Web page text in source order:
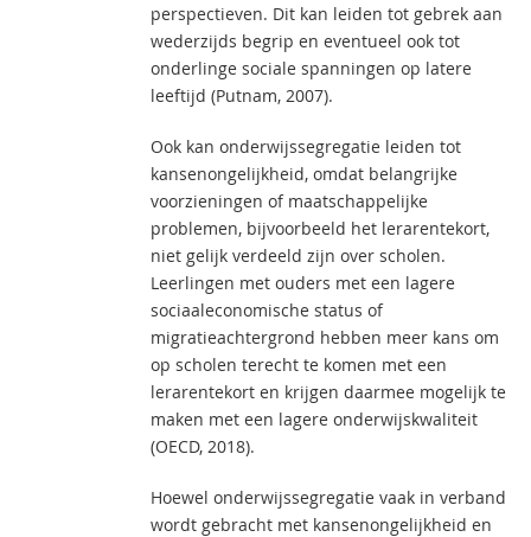
perspectieven. Dit kan leiden tot gebrek aan
wederzijds begrip en eventueel ook tot
onderlinge sociale spanningen op latere
leeftijd (Putnam, 2007).
Ook kan onderwijssegregatie leiden tot
kansenongelijkheid, omdat belangrijke
voorzieningen of maatschappelijke
problemen, bijvoorbeeld het lerarentekort,
niet gelijk verdeeld zijn over scholen.
Leerlingen met ouders met een lagere
sociaaleconomische status of
migratieachtergrond hebben meer kans om
op scholen terecht te komen met een
lerarentekort en krijgen daarmee mogelijk te
maken met een lagere onderwijskwaliteit
(OECD, 2018).
Hoewel onderwijssegregatie vaak in verband
wordt gebracht met kansenongelijkheid en